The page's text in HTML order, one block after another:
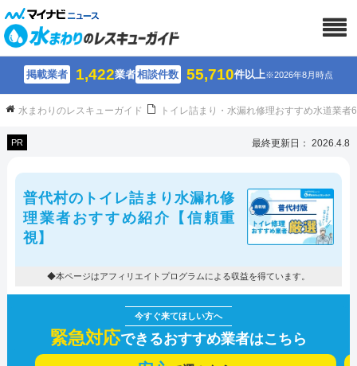
掲載業者 1,422業者相談件数 55,710件以上※2026年8月時点
水まわりのレスキューガイド トイレ詰まり・水漏れ修理おすすめ水道業
PR 最終更新日： 2026.4.8
普代村のトイレ詰まり水漏れ修
理業者おすすめ紹介【信頼重
視】
◆本ページはアフィリエイトプログラムによる収益を得ています。
緊急対応できるおすすめ業者はこちら